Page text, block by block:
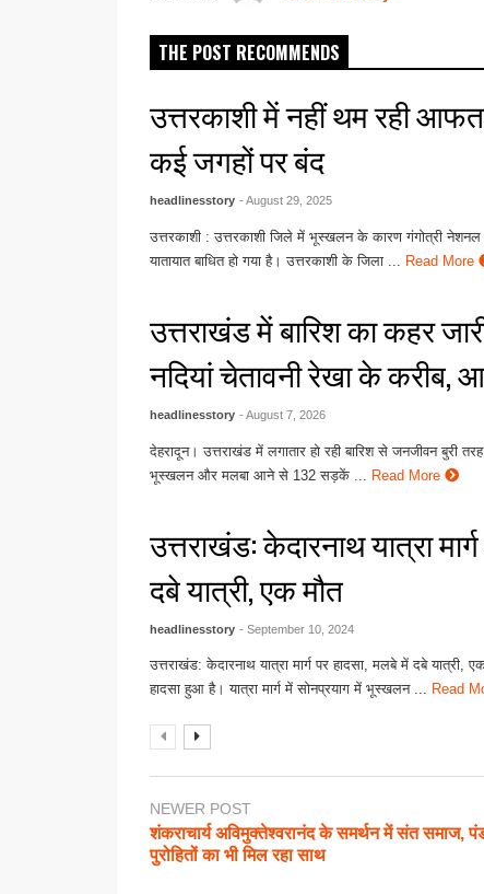
THE POST RECOMMENDS
उत्तरकाशी में नहीं थम रही
कई जगहों पर बंद
headlinesstory - August 29, 2025
उत्तरकाशी : उत्तरकाशी जिले में भूस्खलन के कारण गंगोत्री
यातायात बाधित हो गया है। उत्तरकाशी के जिला ...
Read More
उत्तराखंड में बारिश का कहर
नदियां चेतावनी रेखा के करीब,
headlinesstory - August 7, 2026
देहरादून। उत्तराखंड में लगातार हो रही बारिश से जनजीवन बुरी
भूस्खलन और मलबा आने से 132 सड़कें ...
Read More
उत्तराखंड: केदारनाथ यात्रा
दबे यात्री, एक मौत
headlinesstory - September 10, 2024
उत्तराखंड: केदारनाथ यात्रा मार्ग पर हादसा, मलबे में दबे यात्री,
हादसा हुआ है। यात्रा मार्ग में सोनप्रयाग में भूस्खलन ... Read
NEWER POST
शंकराचार्य अविमुक्तेश्वरानंद के समर्थन में संत समाज,
पुरोहितों का भी मिल रहा साथ